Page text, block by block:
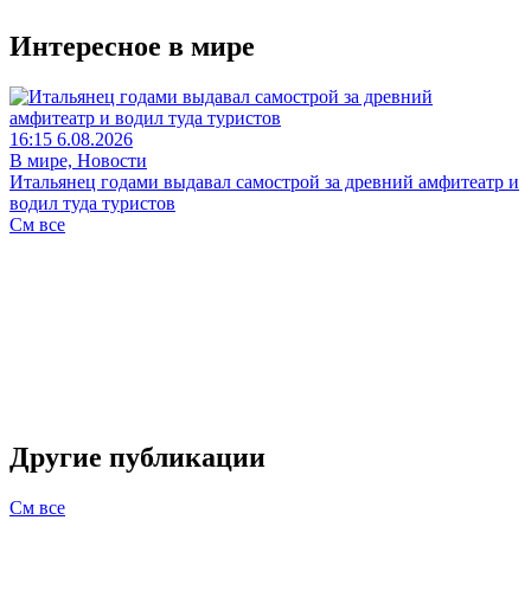
Интересное в мире
16:15 6.08.2026
В мире, Новости
Итальянец годами выдавал самострой за древний амфитеатр и
водил туда туристов
См все
Другие публикации
См все